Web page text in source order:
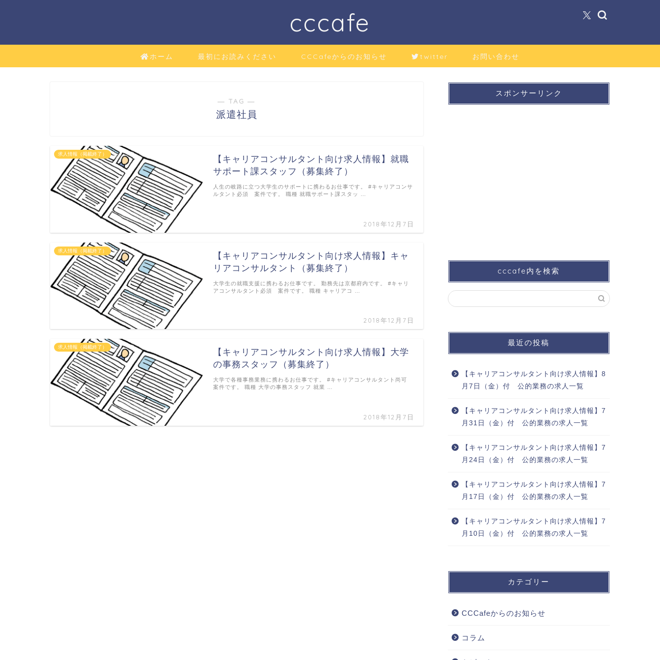
cccafe
ホーム 最初にお読みください CCCafeからのお知らせ twitter お問い合わせ
― TAG ―
派遣社員
求人情報（掲載終了）
【キャリアコンサルタント向け求人情報】就職
サポート課スタッフ（募集終了）
2018年12月7日
人生の岐路に立つ大学生のサポートに携わるお仕事です。 #キャリアコンサ
ルタント必須 案件です。 職種 就職サポート課スタッ …
求人情報（掲載終了）
【キャリアコンサルタント向け求人情報】キャ
リアコンサルタント（募集終了）
2018年12月7日
大学生の就職支援に携わるお仕事です。 勤務先は京都府内です。 #キャリ
アコンサルタント必須 案件です。 職種 キャリアコ …
求人情報（掲載終了）
【キャリアコンサルタント向け求人情報】大学
の事務スタッフ（募集終了）
2018年12月7日
大学で各種事務業務に携わるお仕事です。 #キャリアコンサルタント尚可
案件です。 職種 大学の事務スタッフ 就業 …
スポンサーリンク
cccafe内を検索
最近の投稿
【キャリアコンサルタント向け求人情報】8
月7日（金）付 公的業務の求人一覧
【キャリアコンサルタント向け求人情報】7
月31日（金）付 公的業務の求人一覧
【キャリアコンサルタント向け求人情報】7
月24日（金）付 公的業務の求人一覧
【キャリアコンサルタント向け求人情報】7
月17日（金）付 公的業務の求人一覧
【キャリアコンサルタント向け求人情報】7
月10日（金）付 公的業務の求人一覧
カテゴリー
CCCafeからのお知らせ
コラム